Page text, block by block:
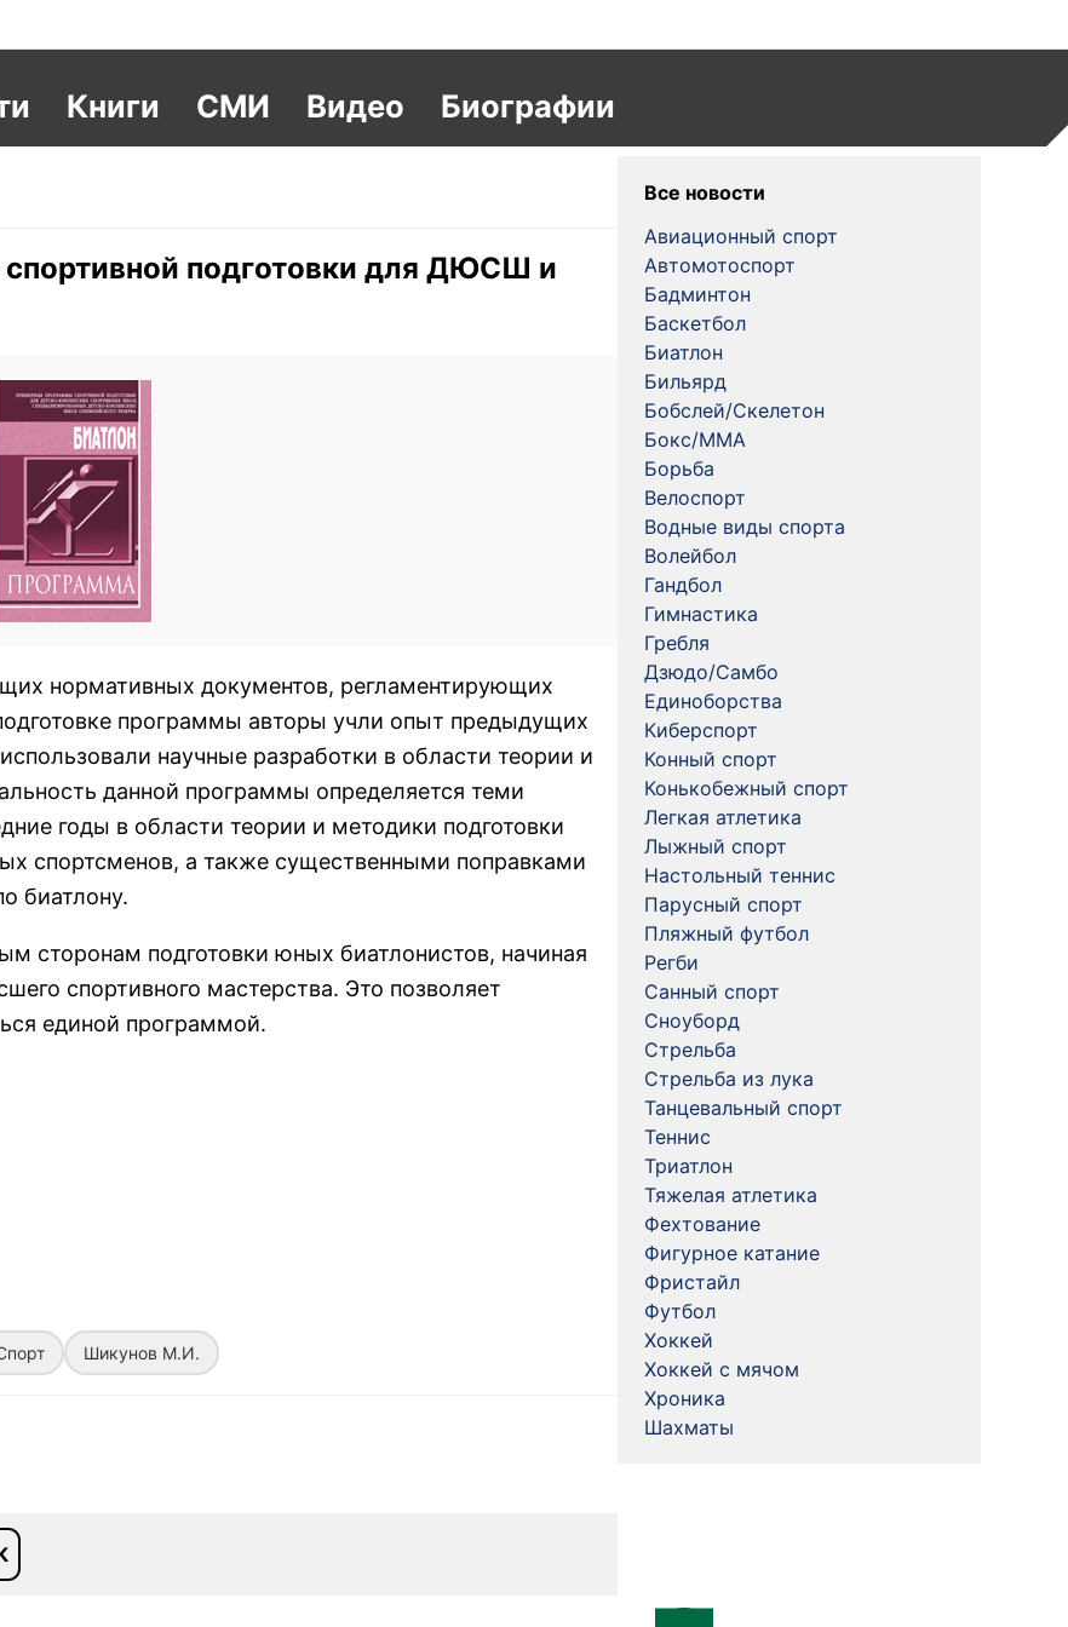
Книги СМИ Видео Биографии
подготовки для ДЮСШ и
нормативных документов, регламентирующих
программы авторы учли опыт предыдущих
научные разработки в области теории и
данной программы определяется теми
годы в области теории и методики подготовки
спортсменов, а также существенными поправками
биатлону.
сторонам подготовки юных биатлонистов, начиная
спортивного мастерства. Это позволяет
единой программой.
Шикунов М.И.
Все новости
Авиационный спорт
Автомотоспорт
Бадминтон
Баскетбол
Биатлон
Бильярд
Бобслей/Скелетон
Бокс/MMA
Борьба
Велоспорт
Водные виды спорта
Волейбол
Гандбол
Гимнастика
Гребля
Дзюдо/Самбо
Единоборства
Киберспорт
Конный спорт
Конькобежный спорт
Легкая атлетика
Лыжный спорт
Настольный теннис
Парусный спорт
Пляжный футбол
Регби
Санный спорт
Сноуборд
Стрельба
Стрельба из лука
Танцевальный спорт
Теннис
Триатлон
Тяжелая атлетика
Фехтование
Фигурное катание
Фристайл
Футбол
Хоккей
Хоккей с мячом
Хроника
Шахматы